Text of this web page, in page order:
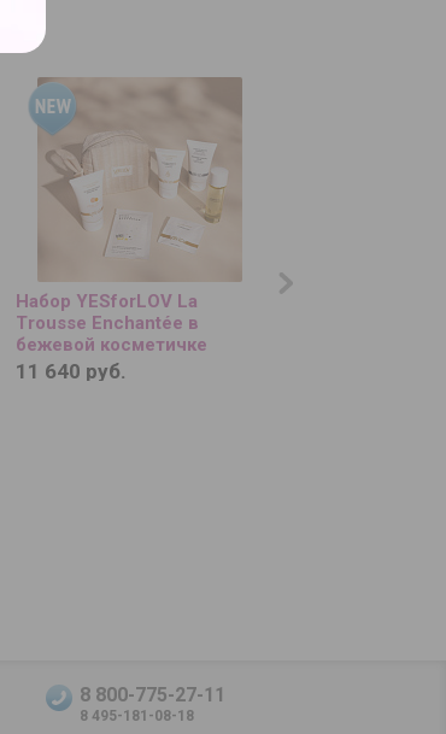
Набор YESforLOV La
Trousse Enchantée в
бежевой косметичке
11 640 руб.
Черный полый
8 800-775-27-11
8 495-181-08-18